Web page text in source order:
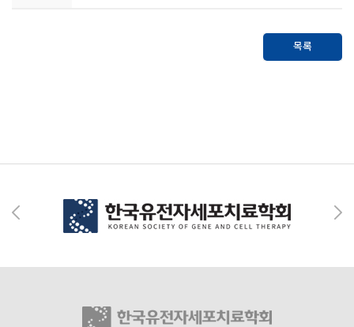
목록